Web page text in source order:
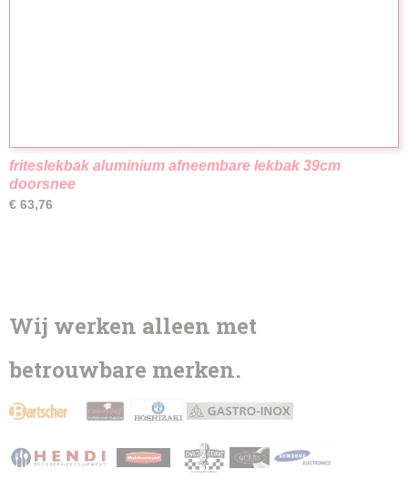
friteslekbak aluminium afneembare lekbak 39cm
doorsnee
€ 63,76
Wij werken alleen met
betrouwbare merken.